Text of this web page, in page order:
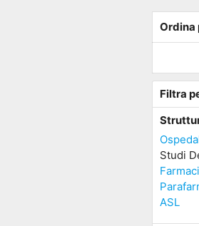
Ordina
Filtra
Studi
ASL